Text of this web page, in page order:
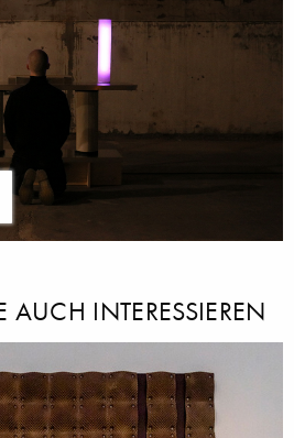
AUCH INTERESSIEREN